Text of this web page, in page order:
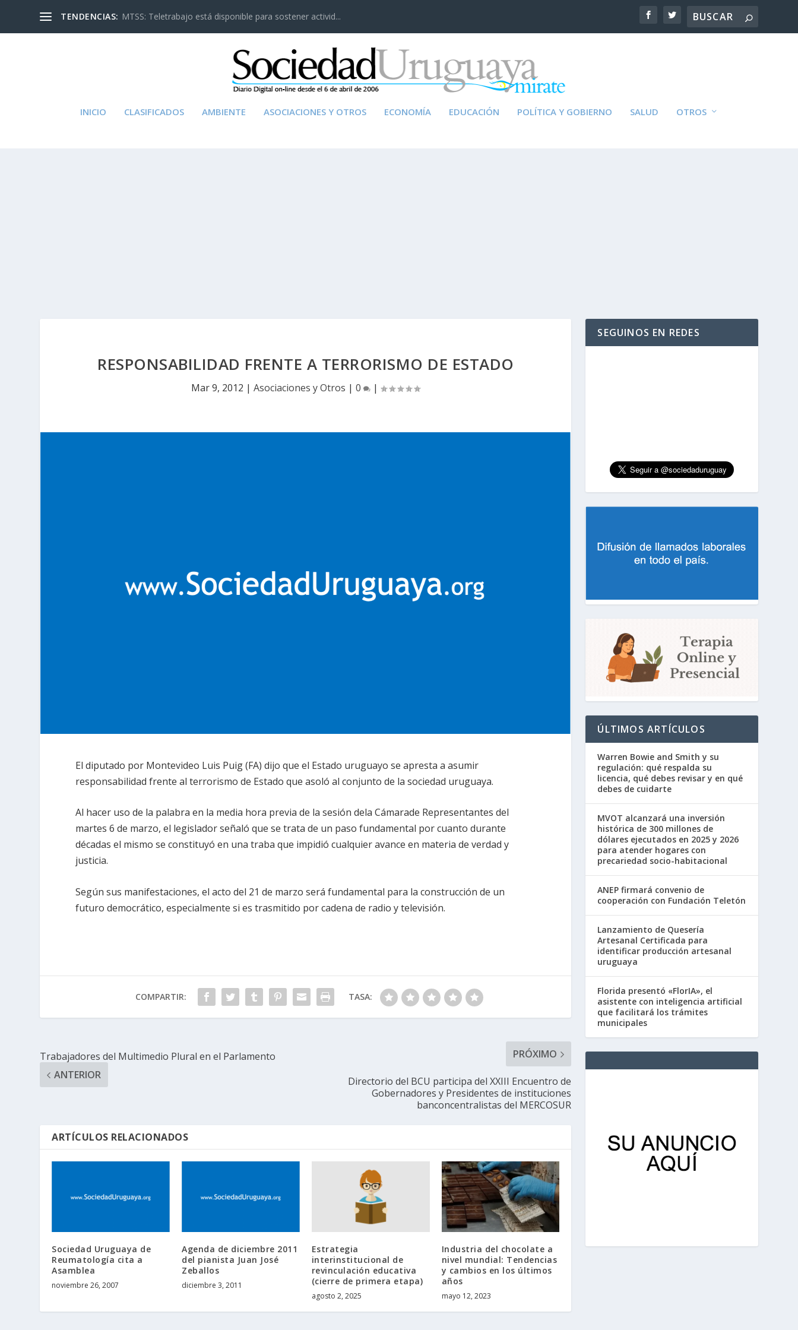
TENDENCIAS: MTSS: Teletrabajo está disponible para sostener activid...
INICIO CLASIFICADOS AMBIENTE ASOCIACIONES Y OTROS ECONOMÍA EDUCACIÓN POLÍTICA Y GOBIERNO SALUD OTROS
RESPONSABILIDAD FRENTE A TERRORISMO DE ESTADO
Mar 9, 2012 |Asociaciones y Otros |0 |
El diputado por Montevideo Luis Puig (FA) dijo que el Estado uruguayo se apresta a asumir
responsabilidad frente al terrorismo de Estado que asoló al conjunto de la sociedad uruguaya.
Al hacer uso de la palabra en la media hora previa de la sesión dela Cámarade Representantes del
martes 6 de marzo, el legislador señaló que se trata de un paso fundamental por cuanto durante
décadas el mismo se constituyó en una traba que impidió cualquier avance en materia de verdad y
justicia.
Según sus manifestaciones, el acto del 21 de marzo será fundamental para la construcción de un
futuro democrático, especialmente si es trasmitido por cadena de radio y televisión.
COMPARTIR: TASA:
Trabajadores del Multimedio Plural en el Parlamento
ANTERIOR
PRÓXIMO
Directorio del BCU participa del XXIII Encuentro de
Gobernadores y Presidentes de instituciones
banconcentralistas del MERCOSUR
ARTÍCULOS RELACIONADOS
Sociedad Uruguaya de
Reumatología cita a
Asamblea
noviembre 26, 2007
Agenda de diciembre 2011
del pianista Juan José
Zeballos
diciembre 3, 2011
Estrategia
interinstitucional de
revinculación educativa
(cierre de primera etapa)
agosto 2, 2025
Industria del chocolate a
nivel mundial: Tendencias
y cambios en los últimos
años
mayo 12, 2023
SEGUINOS EN REDES
ÚLTIMOS ARTÍCULOS
Warren Bowie and Smith y su
regulación: qué respalda su
licencia, qué debes revisar y en qué
debes de cuidarte
MVOT alcanzará una inversión
histórica de 300 millones de
dólares ejecutados en 2025 y 2026
para atender hogares con
precariedad socio-habitacional
ANEP firmará convenio de
cooperación con Fundación Teletón
Lanzamiento de Quesería
Artesanal Certificada para
identificar producción artesanal
uruguaya
Florida presentó «FlorIA», el
asistente con inteligencia artificial
que facilitará los trámites
municipales